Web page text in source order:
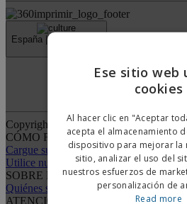
España |
Código Ético y de
Copyright © 2026 - 360imprimir. Todos
CÓMO FUNCIONA
Cargue su archivo
Utilice nuestras plantillas
SOBRE NOSOTROS
Quiénes somos
ATENCIÓN AL CLIENTE
Ese sitio web
cookies
Al hacer clic en "Aceptar
acepta el almacenamiento
dispositivo para mejorar la
sitio, analizar el uso del
nuestros esfuerzos de
personalización de
Read more